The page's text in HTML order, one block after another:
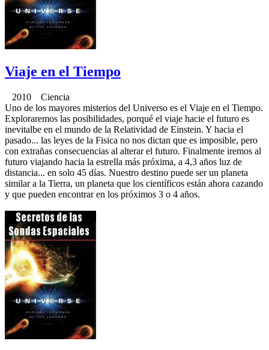
Viaje en el Tiempo
2010 Ciencia
Uno de los mayores misterios del Universo es el Viaje en el Tiempo.
Exploraremos las posibilidades, porqué el viaje hacie el futuro es
inevitalbe en el mundo de la Relatividad de Einstein. Y hacia el
pasado... las leyes de la Fisica no nos dictan que es imposible, pero
con extrañas consecuencias al alterar el futuro. Finalmente iremos al
futuro viajando hacia la estrella más próxima, a 4,3 años luz de
distancia... en solo 45 días. Nuestro destino puede ser un planeta
similar a la Tierra, un planeta que los científicos están ahora cazando
y que pueden encontrar en los próximos 3 o 4 años.